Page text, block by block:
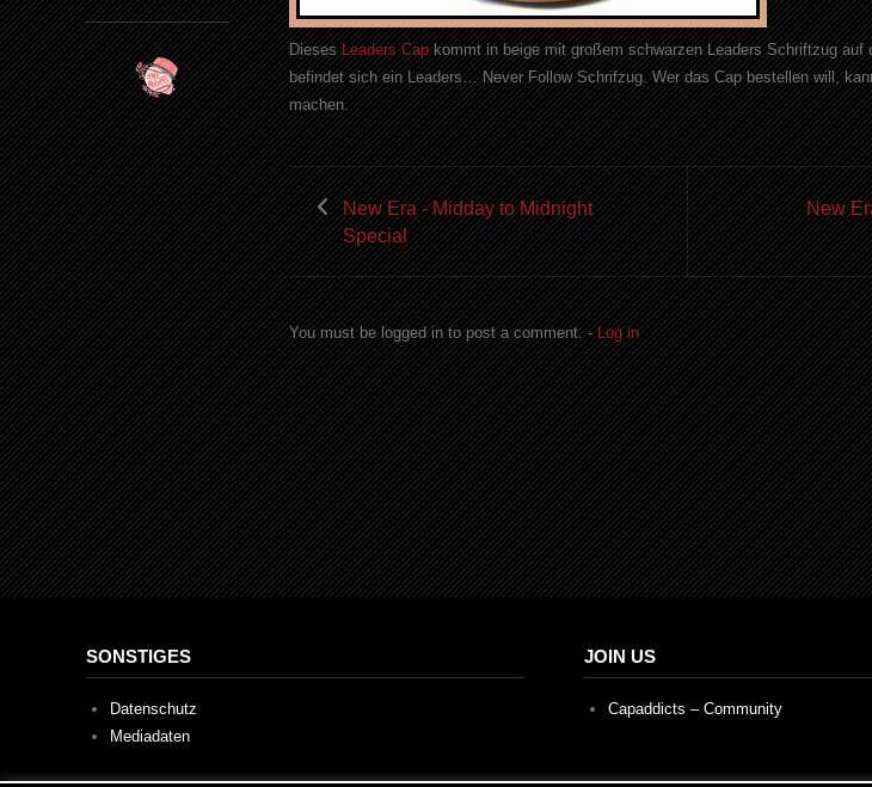
DiesesLeaders Capkommt in beige mit großem schwarzen Leaders Schriftzug auf
befindet sich ein Leaders… Never Follow Schrifzug. Wer das Cap bestellen will,
machen.
New Era - Midday to Midnight
Special
New
You must be logged in to post a comment. -Log in
SONSTIGES
Datenschutz
Mediadaten
JOIN US
Capaddicts – Community